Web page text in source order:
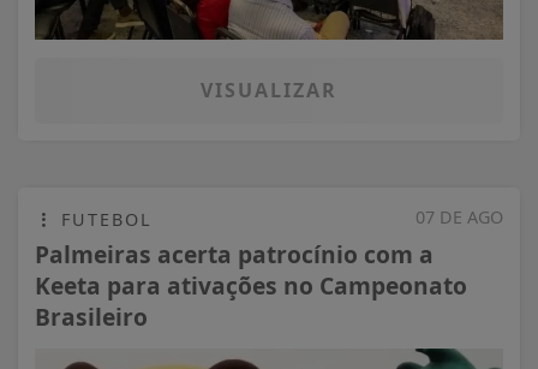
VISUALIZAR
07 DE AGO
FUTEBOL
Palmeiras acerta patrocínio com a
Keeta para ativações no Campeonato
Brasileiro